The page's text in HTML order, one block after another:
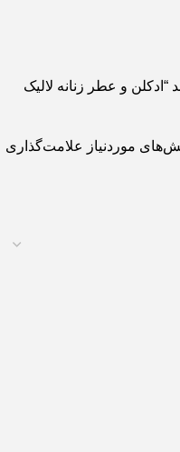
و عطر زنانه لالیک
موردنیاز علامت‌گذاری